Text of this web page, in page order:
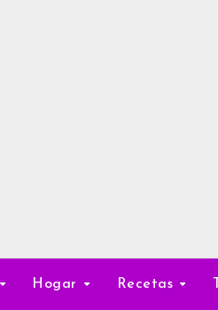
Hogar Recetas